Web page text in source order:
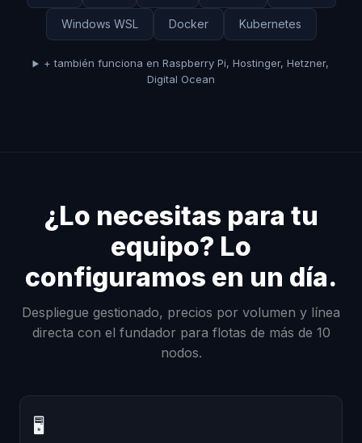
Windows WSL Docker Kubernetes
+ también funciona en Raspberry Pi, Hostinger, Hetzner,
Digital Ocean
¿Lo necesitas para tu
equipo? Lo
configuramos en un día.
Despliegue gestionado, precios por volumen y línea
directa con el fundador para flotas de más de 10
nodos.
🖥